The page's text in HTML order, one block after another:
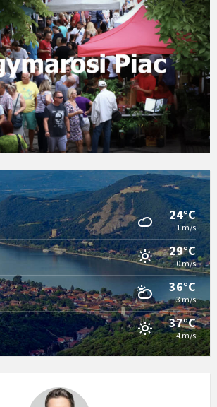
24°C
1 m/s
29°C
0 m/s
36°C
3 m/s
37°C
4 m/s